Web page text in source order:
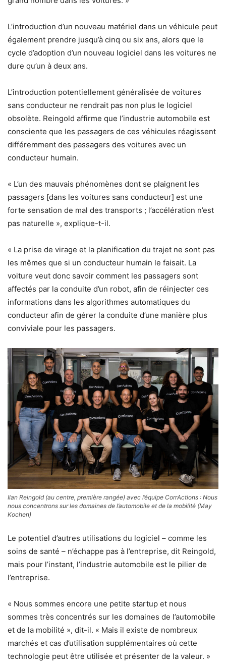
L’introduction d’un nouveau matériel dans un véhicule peut
également prendre jusqu’à cinq ou six ans, alors que le
cycle d’adoption d’un nouveau logiciel dans les voitures ne
dure qu’un à deux ans.
L’introduction potentiellement généralisée de voitures
sans conducteur ne rendrait pas non plus le logiciel
obsolète. Reingold affirme que l’industrie automobile est
consciente que les passagers de ces véhicules réagissent
différemment des passagers des voitures avec un
conducteur humain.
« L’un des mauvais phénomènes dont se plaignent les
passagers [dans les voitures sans conducteur] est une
forte sensation de mal des transports ; l’accélération n’est
pas naturelle », explique-t-il.
« La prise de virage et la planification du trajet ne sont pas
les mêmes que si un conducteur humain le faisait. La
voiture veut donc savoir comment les passagers sont
affectés par la conduite d’un robot, afin de réinjecter ces
informations dans les algorithmes automatiques du
conducteur afin de gérer la conduite d’une manière plus
conviviale pour les passagers.
Ilan Reingold (au centre, première rangée) avec l’équipe CorrActions : Nous
nous concentrons sur les domaines de l’automobile et de la mobilité (May
Kochen)
Le potentiel d’autres utilisations du logiciel – comme les
soins de santé – n’échappe pas à l’entreprise, dit Reingold,
mais pour l’instant, l’industrie automobile est le pilier de
l’entreprise.
« Nous sommes encore une petite startup et nous
sommes très concentrés sur les domaines de l’automobile
et de la mobilité », dit-il. « Mais il existe de nombreux
marchés et cas d’utilisation supplémentaires où cette
technologie peut être utilisée et présenter de la valeur. »